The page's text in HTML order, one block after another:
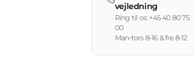
vejledning
Ring til os: +45 40 80 75
00
Man-tors 8-16 & fre 8-12